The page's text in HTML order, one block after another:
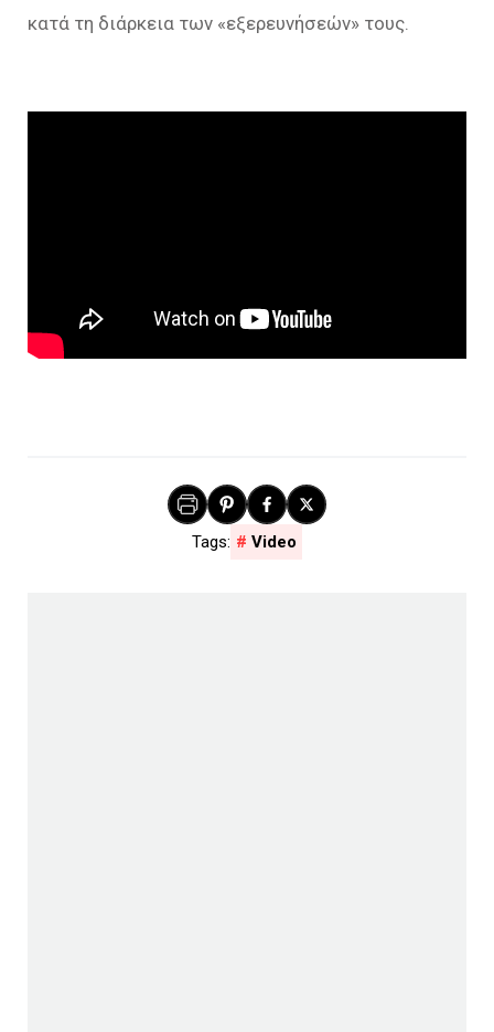
κατά τη διάρκεια των «εξερευνήσεών» τους.
Video